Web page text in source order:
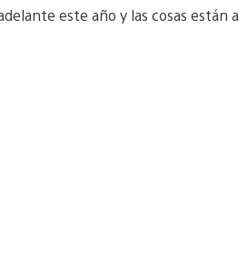
este año y las cosas están